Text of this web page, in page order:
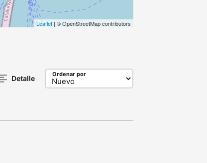
Leaflet | © OpenStreetMap contributors
Detalle Ordenar por